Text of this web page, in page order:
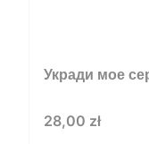
Укради мое
Cena
28,00 zł